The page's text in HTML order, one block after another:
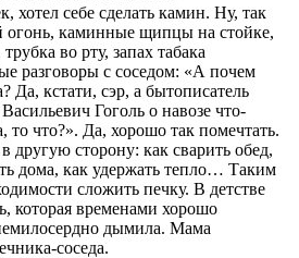
хотел себе сделать камин. Ну, так
огонь, каминные щипцы на стойке,
во рту, запах табака
разговоры с соседом: «А почем
Да, кстати, сэр, а бытописатель
Гоголь о навозе что-
то что?». Да, хорошо так помечтать.
другую сторону: как сварить обед,
дома, как удержать тепло… Таким
сложить печку. В детстве
которая временами хорошо
дымила. Мама
соседа.